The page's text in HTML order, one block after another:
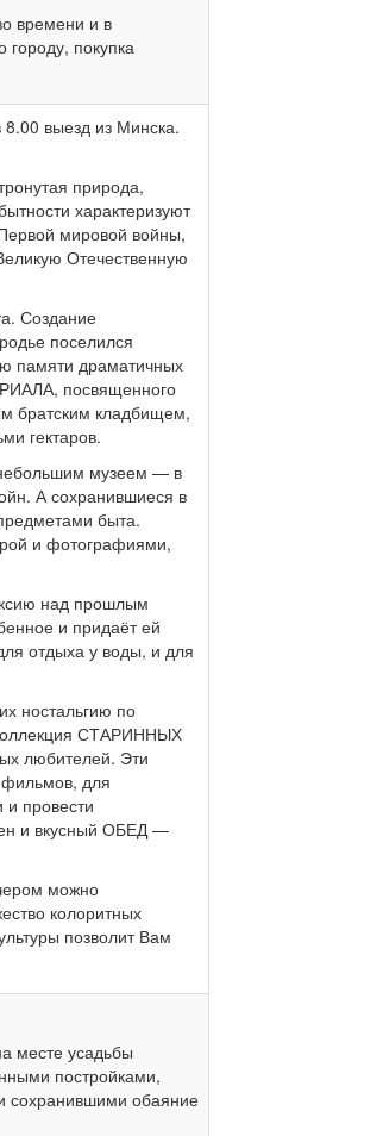
времени и в
покупка
выезд из Минска.
природа,
характеризуют
мировой войны,
Отечественную
Создание
поселился
памяти драматичных
посвященного
братским кладбищем,
гектаров.
музеем — в
А сохранившиеся в
быта.
и фотографиями,
над прошлым
и придаёт ей
отдыха у воды, и для
ностальгию по
СТАРИННЫХ
любителей. Эти
для
и провести
и вкусный ОБЕД —
можно
колоритных
позволит Вам
месте усадьбы
постройками,
сохранившими обаяние